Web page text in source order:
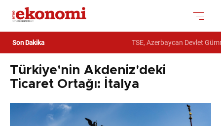
Son Dakika TSE, Azerbaycan Devlet Gümrük
Türkiye'nin Akdeniz'deki
Ticaret Ortağı: İtalya